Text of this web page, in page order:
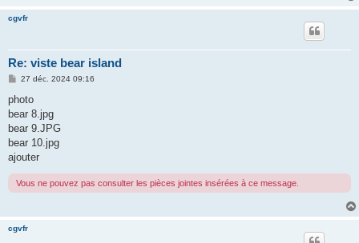
cgvfr
Re: viste bear island
M
s
a
g
27 déc. 2024 09:16
photo
bear 8.jpg
bear 9.JPG
bear 10.jpg
ajouter
Vous ne pouvez pas consulter les pièces jointes insérées à ce message.
cgvfr